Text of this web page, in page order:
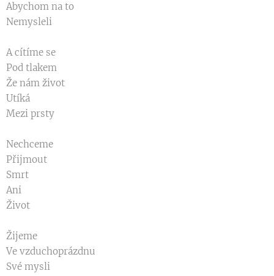
Abychom na to
Nemysleli
A cítíme se
Pod tlakem
Že nám život
Utíká
Mezi prsty
Nechceme
Přijmout
Smrt
Ani
Život
Žijeme
Ve vzduchoprázdnu
Své mysli